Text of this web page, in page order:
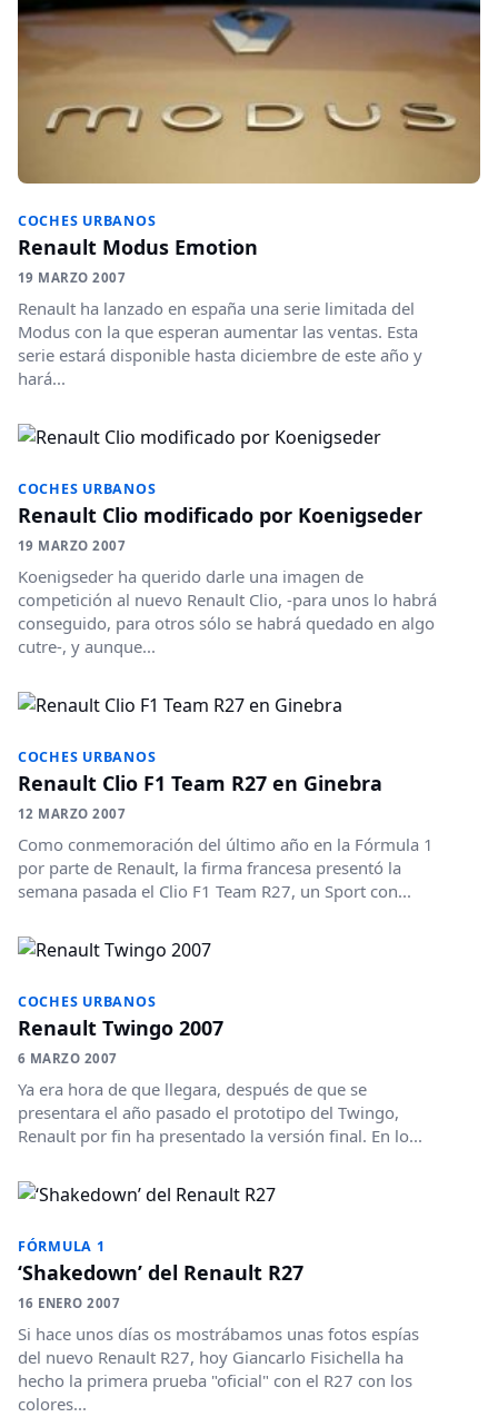
COCHES URBANOS
Renault Modus Emotion
19 MARZO 2007
Renault ha lanzado en españa una serie limitada del
Modus con la que esperan aumentar las ventas. Esta
serie estará disponible hasta diciembre de este año y
hará...
COCHES URBANOS
Renault Clio modificado por Koenigseder
19 MARZO 2007
Koenigseder ha querido darle una imagen de
competición al nuevo Renault Clio, -para unos lo habrá
conseguido, para otros sólo se habrá quedado en algo
cutre-, y aunque...
COCHES URBANOS
Renault Clio F1 Team R27 en Ginebra
12 MARZO 2007
Como conmemoración del último año en la Fórmula 1
por parte de Renault, la firma francesa presentó la
semana pasada el Clio F1 Team R27, un Sport con...
COCHES URBANOS
Renault Twingo 2007
6 MARZO 2007
Ya era hora de que llegara, después de que se
presentara el año pasado el prototipo del Twingo,
Renault por fin ha presentado la versión final. En lo...
FÓRMULA 1
‘Shakedown’ del Renault R27
16 ENERO 2007
Si hace unos días os mostrábamos unas fotos espías
del nuevo Renault R27, hoy Giancarlo Fisichella ha
hecho la primera prueba "oficial" con el R27 con los
colores...